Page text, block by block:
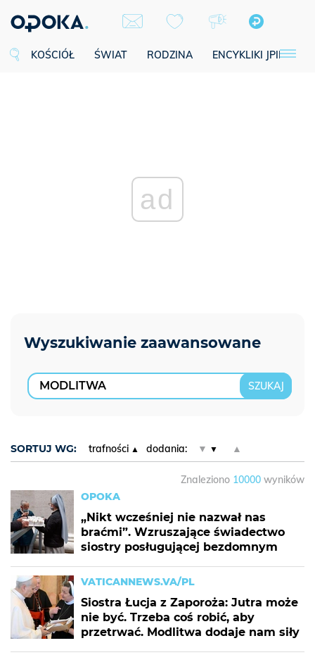
KOŚCIÓŁ ŚWIAT RODZINA ENCYKLIKI JPII
ad
SORTUJ WG: trafności dodania: ▼ ▲
Znaleziono 10000 wyników
OPOKA
„Nikt wcześniej nie nazwał nas
braćmi”. Wzruszające świadectwo
siostry posługującej bezdomnym
VATICANNEWS.VA/PL
Siostra Łucja z Zaporoża: Jutra może
nie być. Trzeba coś robić, aby
przetrwać. Modlitwa dodaje nam siły